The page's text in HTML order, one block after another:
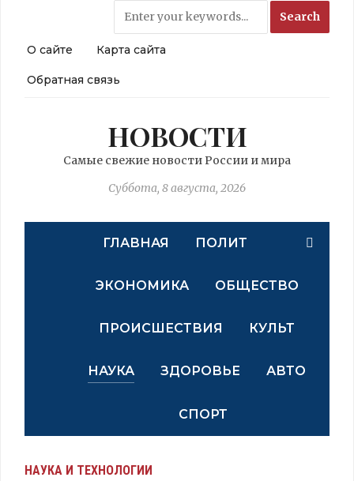
О сайте Карта сайта
Обратная связь
НОВОСТИ
Самые свежие новости России и мира
Суббота, 8 августа, 2026
ГЛАВНАЯ ПОЛИТ
ЭКОНОМИКА ОБЩЕСТВО
ПРОИСШЕСТВИЯ КУЛЬТ
НАУКА ЗДОРОВЬЕ АВТО
СПОРТ
НАУКА И ТЕХНОЛОГИИ